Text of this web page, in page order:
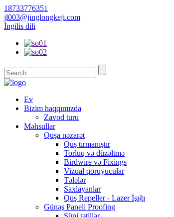
18733776351
jl003@jinglongkeji.com
İngilis dili
Ev
Bizim haqqımızda
Zavod turu
Məhsullar
Quşa nəzarət
Quş tırmanıştır
Torluq və düzəltmə
Birdwire və Fixings
Vizual qoruyucular
Tələlər
Saxlayanlar
Quş Repeller - Lazer İşığı
Günəş Paneli Proofing